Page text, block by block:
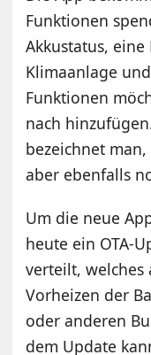
Funktionen
Akkustatus,
Klimaanlage
Funktionen
nach
bezeichnet
aber ebenfalls
Um die neue
heute ein OTA-
verteilt, welches
Vorheizen der
oder anderen
dem Update